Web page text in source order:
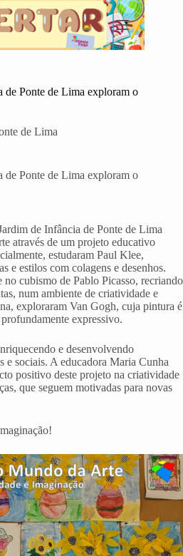
de Ponte de Lima exploram o
de Lima
de Ponte de Lima exploram o
de Infância de Ponte de Lima
através de um projeto educativo
estudaram Paul Klee,
e estilos com colagens e desenhos.
cubismo de Pablo Picasso, recriando
num ambiente de criatividade e
exploraram Van Gogh, cuja pintura é
expressivo.
e desenvolvendo
e sociais. A educadora Maria Cunha
positivo deste projeto na criatividade
que seguem motivadas para novas